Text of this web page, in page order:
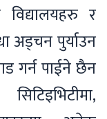
विद्यालयहरु र
अड्चन पुर्याउन
गर्न पाईने छैन